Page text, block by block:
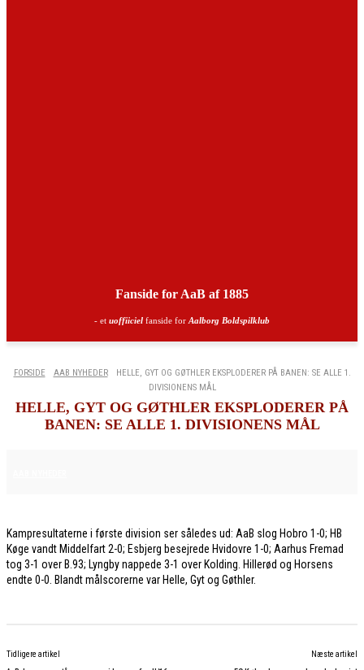
Fanside for AaB af 1885
- et uoffiiciel fanside for Aalborg Boldspilklub
FORSIDE AAB NYHEDER
HELLE, GYT OG GØTHLER EKSPLODERER PÅ BANEN: SE ALLE 1.
DIVISIONENS MÅL
HELLE, GYT OG GØTHLER EKSPLODERER PÅ
BANEN: SE ALLE 1. DIVISIONENS MÅL
Kampresultaterne i første division ser således ud: AaB slog Hobro 1-0; HB
Køge vandt Middelfart 2-0; Esbjerg besejrede Hvidovre 1-0; Aarhus Fremad
tog 3-1 over B.93; Lyngby nappede 3-1 over Kolding. Hillerød og Horsens
endte 0-0. Blandt målscorerne var Helle, Gyt og Gøthler.
Tidligere artikel
Næste artikel